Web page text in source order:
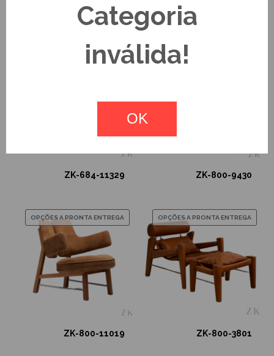
ZK-55-10887 ZK-180-15186
OPÇÕES A PRONTA ENTREGA
ZK-684-11329
OPÇÕES A PRONTA ENTREGA
ZK-800-9430
OPÇÕES A PRONTA ENTREGA
ZK-800-11019
OPÇÕES A PRONTA ENTREGA
ZK-800-3801
Categoria
inválida!
OK